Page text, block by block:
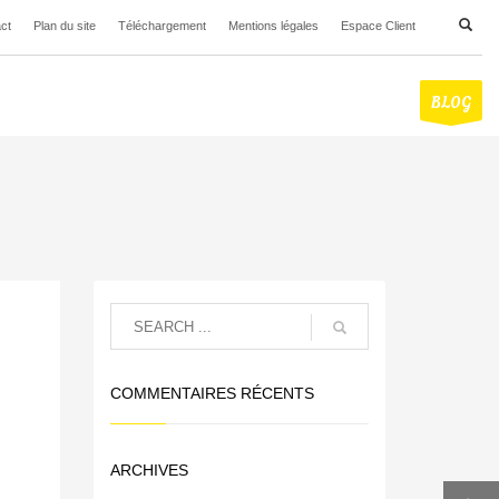
Plan du site Téléchargement Mentions légales Espace Client
BLOG
COMMENTAIRES RÉCENTS
ARCHIVES